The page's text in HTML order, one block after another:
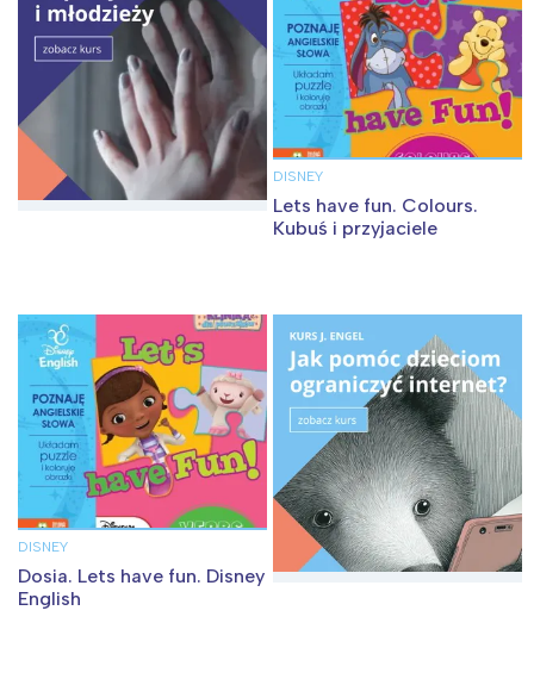
DISNEY
Lets have fun. Colours.
Kubuś i przyjaciele
DISNEY
Dosia. Lets have fun. Disney
English
Interesują mnie wydarzenia z
tego regionu:
Warszawa
Łódź
Trójmiasto
Poznań
Wrocław
Śląsk
Kraków
Południe
Północ
Wszystkie